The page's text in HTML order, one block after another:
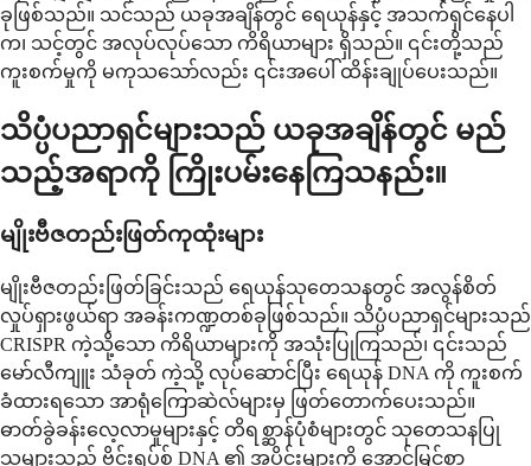
ခုဖြစ်သည်။ သင်သည် ယခုအချိန်တွင် ရေယုန်နှင့် အသက်ရှင်နေပါ
က၊ သင့်တွင် အလုပ်လုပ်သော ကိရိယာများ ရှိသည်။ ၎င်းတို့သည်
ကူးစက်မှုကို မကုသသော်လည်း ၎င်းအပေါ် ထိန်းချုပ်ပေးသည်။
သိပ္ပံပညာရှင်များသည် ယခုအချိန်တွင် မည်
သည့်အရာကို ကြိုးပမ်းနေကြသနည်း။
မျိုးဗီဇတည်းဖြတ်ကုထုံးများ
မျိုးဗီဇတည်းဖြတ်ခြင်းသည် ရေယုန်သုတေသနတွင် အလွန်စိတ်
လှုပ်ရှားဖွယ်ရာ အခန်းကဏ္ဍတစ်ခုဖြစ်သည်။ သိပ္ပံပညာရှင်များသည်
CRISPR ကဲ့သို့သော ကိရိယာများကို အသုံးပြုကြသည်၊ ၎င်းသည်
မော်လီကျူး သံခုတ် ကဲ့သို့ လုပ်ဆောင်ပြီး ရေယုန် DNA ကို ကူးစက်
ခံထားရသော အာရုံကြောဆဲလ်များမှ ဖြတ်တောက်ပေးသည်။
ဓာတ်ခွဲခန်းလေ့လာမှုများနှင့် တိရစ္ဆာန်ပုံစံများတွင် သုတေသနပြု
သူများသည် ဗိုင်းရပ်စ် DNA ၏ အပိုင်းများကို အောင်မြင်စွာ